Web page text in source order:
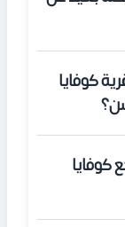
السخنة،
كوفايا
هي أن هذا